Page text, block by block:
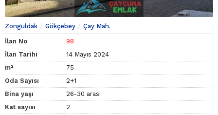
Zonguldak Gökçebey Çay Mah.
İlan No
98
İlan Tarihi
14 Mayıs 2024
m²
75
Oda Sayısı
2+1
Bina yaşı
26-30 arası
Kat sayısı
2